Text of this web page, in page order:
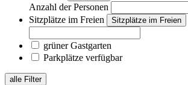
Anzahl der Personen
Sitzplätze im Freien
Sitzplätze im Freien
grüner Gastgarten
Parkplätze verfügbar
alle Filter